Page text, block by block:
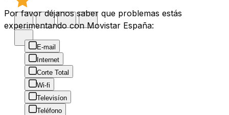
Por favor déjanos saber que problemas estás
experimentando con Movistar España:
E-mail
Internet
Corte Total
Wi-fi
Televisíon
Teléfono